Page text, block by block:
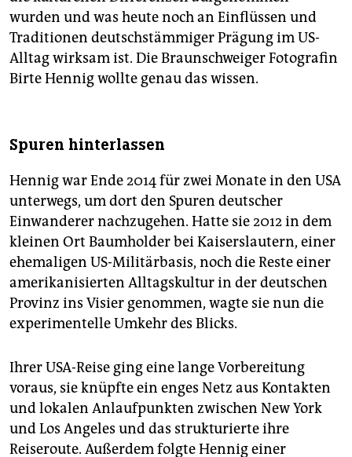
wurden und was heute noch an Einflüssen und
Traditionen deutschstämmiger Prägung im US-
Alltag wirksam ist. Die Braunschweiger Fotografin
Birte Hennig wollte genau das wissen.
Spuren hinterlassen
Hennig war Ende 2014 für zwei Monate in den USA
unterwegs, um dort den Spuren deutscher
Einwanderer nachzugehen. Hatte sie 2012 in dem
kleinen Ort Baumholder bei Kaiserslautern, einer
ehemaligen US-Militärbasis, noch die Reste einer
amerikanisierten Alltagskultur in der deutschen
Provinz ins Visier genommen, wagte sie nun die
experimentelle Umkehr des Blicks.
Ihrer USA-Reise ging eine lange Vorbereitung
voraus, sie knüpfte ein enges Netz aus Kontakten
und lokalen Anlaufpunkten zwischen New York
und Los Angeles und das strukturierte ihre
Reiseroute. Außerdem folgte Hennig einer